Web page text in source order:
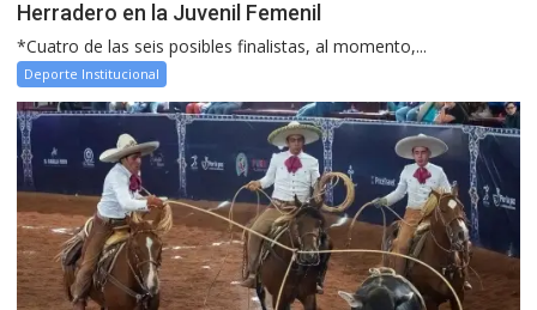
Herradero en la Juvenil Femenil
*Cuatro de las seis posibles finalistas, al momento,...
Deporte Institucional